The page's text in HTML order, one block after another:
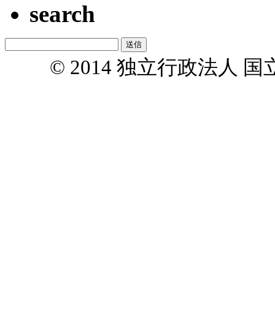
search
© 2014 独立行政法人 国